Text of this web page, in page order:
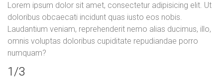
Lorem ipsum dolor sit amet, consectetur adipisicing elit. Ut
doloribus obcaecati incidunt quas iusto eos nobis.
Laudantium veniam, reprehenderit nemo alias ducimus, illo,
omnis voluptas doloribus cupiditate repudiandae porro
numquam?
1/3